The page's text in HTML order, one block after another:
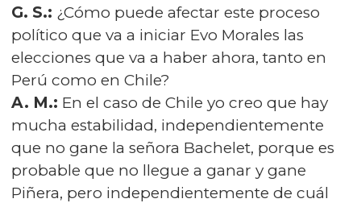
G. S.: ¿Cómo puede afectar este proceso
político que va a iniciar Evo Morales las
elecciones que va a haber ahora, tanto en
Perú como en Chile?
A. M.: En el caso de Chile yo creo que hay
mucha estabilidad, independientemente
que no gane la señora Bachelet, porque es
probable que no llegue a ganar y gane
Piñera, pero independientemente de cuál